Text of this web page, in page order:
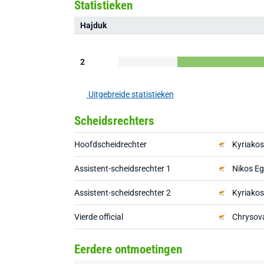
Statistieken
Hajduk
2
Uitgebreide statistieken
Scheidsrechters
Hoofdscheidrechter
Assistent-scheidsrechter 1 Nikos
Assistent-scheidsrechter 2
Vierde official
Eerdere ontmoetingen